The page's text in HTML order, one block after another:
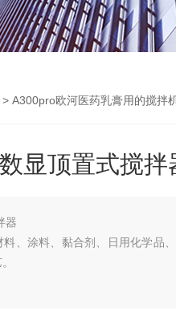
> A300pro欧河医药乳膏用的搅拌
显顶置式搅拌
器
、涂料、黏合剂、日用化学品